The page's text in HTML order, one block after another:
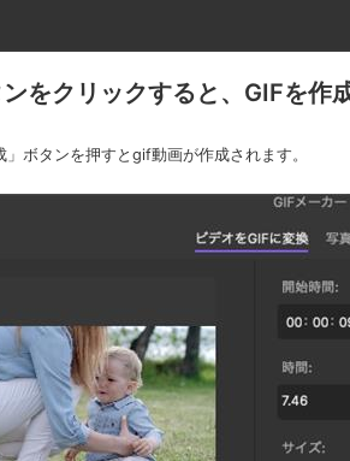
をクリックすると、GIFを作
ボタンを押すとgif動画が作成されます。